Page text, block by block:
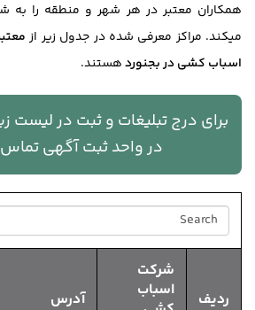
همکاران معتبر در هر شهر و منطقه را به
میکند. مراکز معرفی شده در جدول زیر از
اسباب کشی در بجنوردهستند.
برای درج تبلیغات و ثبت در لیست
در واحد ثبت آگهی تماس
SEARCH
ردیف
شرکت
اسباب
آدرس